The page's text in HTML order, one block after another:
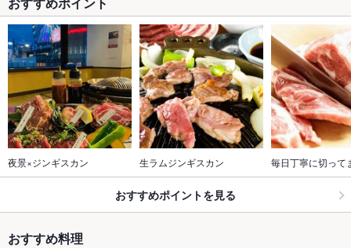
夜景×ジンギスカン 生ラムジンギスカン 毎日丁寧に切って
おすすめポイントを見る
おすすめ料理